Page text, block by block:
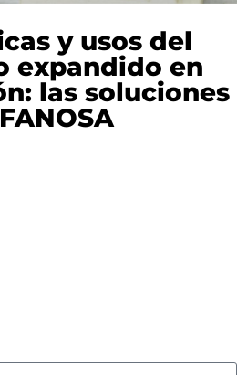
y usos del
expandido en
las soluciones